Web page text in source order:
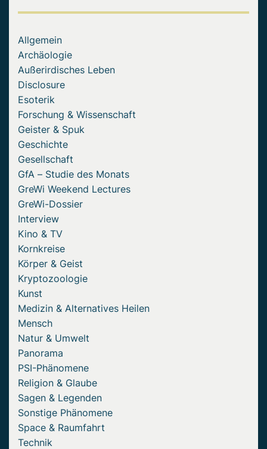
Allgemein
Archäologie
Außerirdisches Leben
Disclosure
Esoterik
Forschung & Wissenschaft
Geister & Spuk
Geschichte
Gesellschaft
GfA – Studie des Monats
GreWi Weekend Lectures
GreWi-Dossier
Interview
Kino & TV
Kornkreise
Körper & Geist
Kryptozoologie
Kunst
Medizin & Alternatives Heilen
Mensch
Natur & Umwelt
Panorama
PSI-Phänomene
Religion & Glaube
Sagen & Legenden
Sonstige Phänomene
Space & Raumfahrt
Technik